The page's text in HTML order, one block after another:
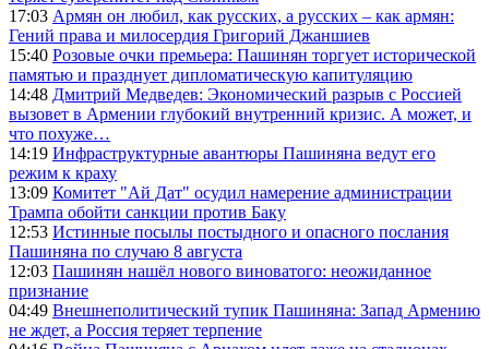
17:03 Армян он любил, как русских, а русских – как армян:
Гений права и милосердия Григорий Джаншиев
15:40 Розовые очки премьера: Пашинян торгует исторической
памятью и празднует дипломатическую капитуляцию
14:48 Дмитрий Медведев: Экономический разрыв с Россией
вызовет в Армении глубокий внутренний кризис. А может, и
что похуже…
14:19 Инфраструктурные авантюры Пашиняна ведут его
режим к краху
13:09 Комитет "Ай Дат" осудил намерение администрации
Трампа обойти санкции против Баку
12:53 Истинные посылы постыдного и опасного послания
Пашиняна по случаю 8 августа
12:03 Пашинян нашёл нового виноватого: неожиданное
признание
04:49 Внешнеполитический тупик Пашиняна: Запад Армению
не ждет, а Россия теряет терпение